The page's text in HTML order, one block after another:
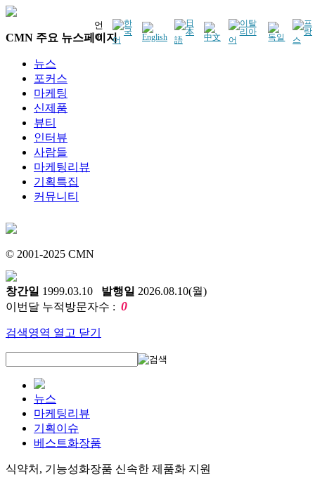
언
어
CMN 주요 뉴스페이지
뉴스
포커스
마케팅
신제품
뷰티
인터뷰
사람들
마케팅리뷰
기획특집
커뮤니티
© 2001-2025 CMN
창간일 1999.03.10 발행일 2026.08.10(월)
이번달 누적방문자수 : 0
검색영역 열고 닫기
뉴스
마케팅리뷰
기획이슈
베스트화장품
식약처, 기능성화장품 신속한 제품화 지원